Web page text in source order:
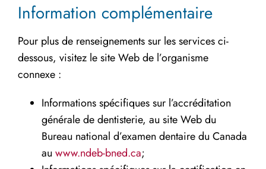
Information complémentaire
Pour plus de renseignements sur les services ci-
dessous, visitez le site Web de l’organisme
connexe :
Informations spécifiques sur l’accréditation
générale de dentisterie, au site Web du
Bureau national d’examen dentaire du Canada
au www.ndeb-bned.ca;